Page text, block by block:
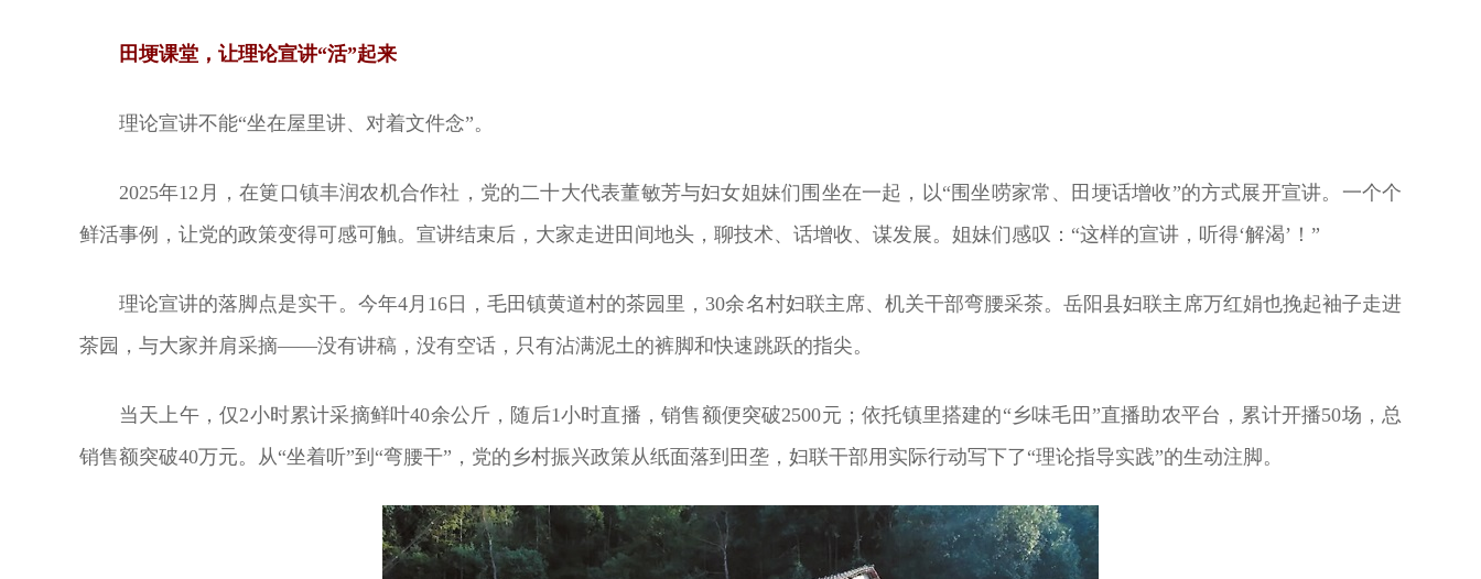
田埂课堂，让理论宣讲“活”起来
理论宣讲不能“坐在屋里讲、对着文件念”。
2025年12月，在筻口镇丰润农机合作社，党的二十大代表董敏芳与妇女姐妹们围坐在一起，以“围坐唠家常、田埂话增收”的方式展开宣讲。一个个
鲜活事例，让党的政策变得可感可触。宣讲结束后，大家走进田间地头，聊技术、话增收、谋发展。姐妹们感叹：“这样的宣讲，听得‘解渴’！”
理论宣讲的落脚点是实干。今年4月16日，毛田镇黄道村的茶园里，30余名村妇联主席、机关干部弯腰采茶。岳阳县妇联主席万红娟也挽起袖子走进
茶园，与大家并肩采摘——没有讲稿，没有空话，只有沾满泥土的裤脚和快速跳跃的指尖。
当天上午，仅2小时累计采摘鲜叶40余公斤，随后1小时直播，销售额便突破2500元；依托镇里搭建的“乡味毛田”直播助农平台，累计开播50场，总
销售额突破40万元。从“坐着听”到“弯腰干”，党的乡村振兴政策从纸面落到田垄，妇联干部用实际行动写下了“理论指导实践”的生动注脚。